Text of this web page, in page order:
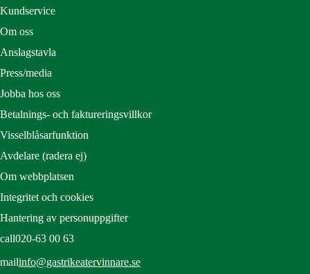
Kundservice
Om oss
Anslagstavla
Press/media
Jobba hos oss
Betalnings- och faktureringsvillkor
Visselblåsarfunktion
Avdelare (radera ej)
Om webbplatsen
Integritet och cookies
Hantering av personuppgifter
call020-63 00 63
mailinfo@gastrikeatervinnare.se